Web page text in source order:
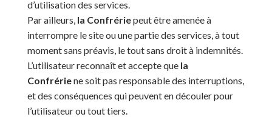
d’utilisation des services.
Par ailleurs, la Confrériepeut être amenée à
interrompre le site ou une partie des services, à tout
moment sans préavis, le tout sans droit à indemnités.
L’utilisateur reconnaît et accepte que la
Confrériene soit pas responsable des interruptions,
et des conséquences qui peuvent en découler pour
l’utilisateur ou tout tiers.